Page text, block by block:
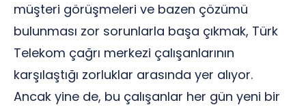
müşteri görüşmeleri ve bazen çözümü
bulunması zor sorunlarla başa çıkmak, Türk
Telekom çağrı merkezi çalışanlarının
karşılaştığı zorluklar arasında yer alıyor.
Ancak yine de, bu çalışanlar her gün yeni bir